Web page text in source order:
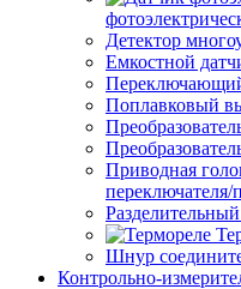
Детектор
Емкостной
Поплавковый
Приводная
Шнур
Контрольно-